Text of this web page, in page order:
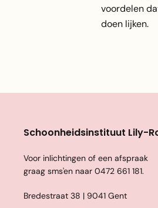
voordelen
doen lijken.
Schoonheidsinstituut Lily-
Voor inlichtingen of een afspraak
graag sms'en naar 0472 661 181.
Bredestraat 38 | 9041 Gent